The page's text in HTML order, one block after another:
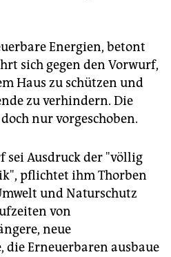
Energien, betont
sich gegen den Vorwurf,
Haus zu schützen und
zu verhindern. Die
nur vorgeschoben.
sei Ausdruck der "völlig
pflichtet ihm Thorben
und Naturschutz
von
neue
die Erneuerbaren ausbaue